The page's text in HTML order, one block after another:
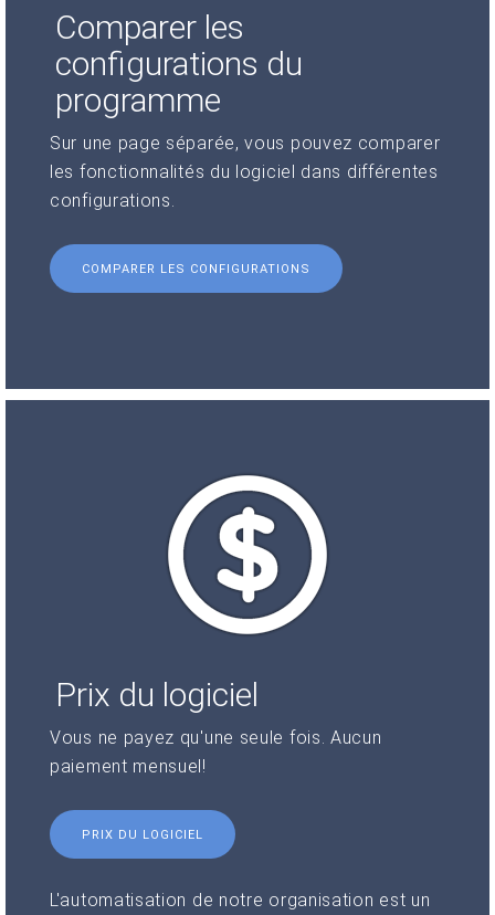
Comparer les
configurations du
programme
Sur une page séparée, vous pouvez comparer
les fonctionnalités du logiciel dans différentes
configurations.
COMPARER LES CONFIGURATIONS
Prix du logiciel
Vous ne payez qu'une seule fois. Aucun
paiement mensuel!
PRIX DU LOGICIEL
L'automatisation de notre organisation est un